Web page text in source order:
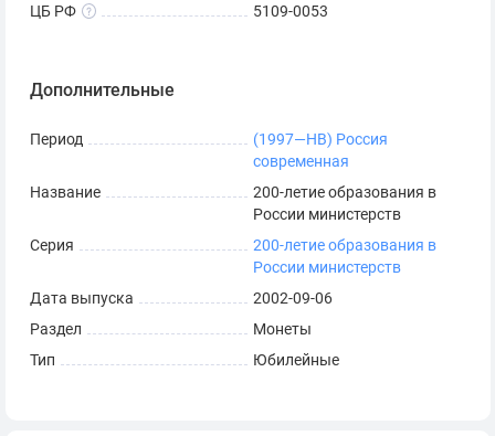
ЦБ РФ 5109-0053
Дополнительные
Период
(1997—НВ) Россия
современная
Название
200-летие образования в
России министерств
Серия
200-летие образования в
России министерств
Дата выпуска
2002-09-06
Раздел
Монеты
Тип
Юбилейные